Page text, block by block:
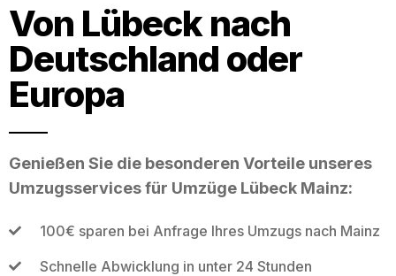
Von Lübeck nach
Deutschland oder
Europa
Genießen Sie die besonderen Vorteile unseres
Umzugsservices für Umzüge Lübeck Mainz:
100€ sparen bei Anfrage Ihres Umzugs nach Mainz
Schnelle Abwicklung in unter 24 Stunden